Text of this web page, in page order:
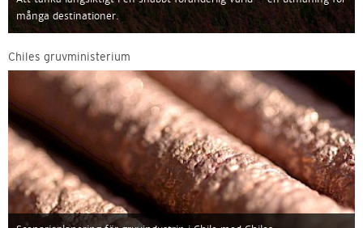
många destinationer.
Chiles gruvministerium